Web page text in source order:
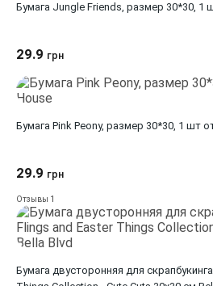
Бумага Jungle Friends, размер 30*30, 1
29.9 грн
Бумага Pink Peony, размер 30*30, 1 шт
29.9 грн
Отзывы 1
Бумага двусторонняя для